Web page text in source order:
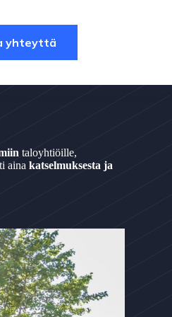
yhteyttä
taloyhtiöille,
aina katselmuksesta ja